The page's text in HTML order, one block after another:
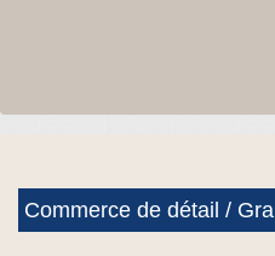
Commerce de détail /